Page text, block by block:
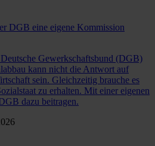
DGB eine eigene Kommission
Gewerkschaftsbund (DGB)
kann nicht die Antwort auf
sein. Gleichzeitig brauche es
zu erhalten. Mit einer eigenen
dazu beitragen.